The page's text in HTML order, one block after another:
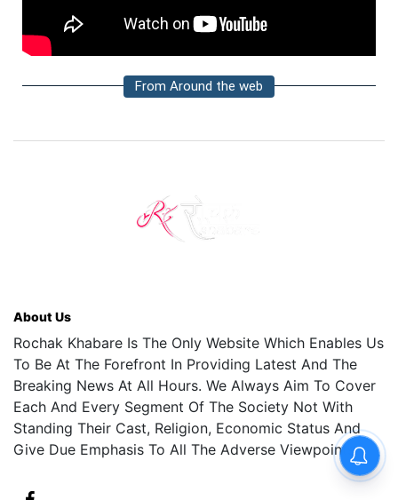
From Around the web
About Us
Rochak Khabare Is The Only Website Which Enables Us
To Be At The Forefront In Providing Latest And The
Breaking News At All Hours. We Always Aim To Cover
Each And Every Segment Of The Society Not With
Standing Their Cast, Religion, Economic Status And
Give Due Emphasis To All The Adverse Viewpoints.